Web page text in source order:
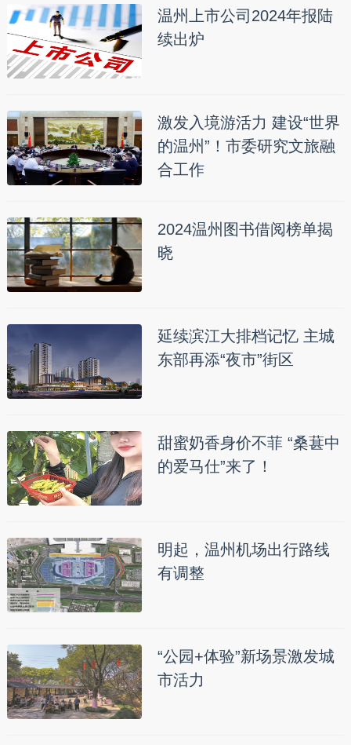
温州上市公司2024年报陆
续出炉
激发入境游活力 建设“世界
的温州”！市委研究文旅融
合工作
2024温州图书借阅榜单揭
晓
延续滨江大排档记忆 主城
东部再添“夜市”街区
甜蜜奶香身价不菲 “桑葚中
的爱马仕”来了！
明起，温州机场出行路线
有调整
“公园+体验”新场景激发城
市活力